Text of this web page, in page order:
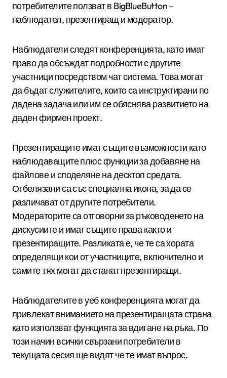
потребителите ползват в BigBlueButton –
наблюдател, презентиращ и модератор.
Наблюдатели следят конференцията, като имат
право да обсъждат подробности с другите
участници посредством чат система. Това могат
да бъдат служителите, които са инструктирани по
дадена задача или им се обяснява развитието на
даден фирмен проект.
Презентиращите имат същите възможности като
наблюдаващите плюс функции за добавяне на
файлове и споделяне на десктоп средата.
Отбелязани са със специална икона, за да се
различават от другите потребители.
Модераторите са отговорни за ръководенето на
дискусиите и имат същите права както и
презентиращите. Разликата е, че те са хората
определящи кои от участниците, включително и
самите тях могат да станат презентиращи.
Наблюдателите в уеб конференцията могат да
привлекат вниманието на презентиращата страна
като използват функцията за вдигане на ръка. По
този начин всички свързани потребители в
текущата сесия ще видят че те имат въпрос.